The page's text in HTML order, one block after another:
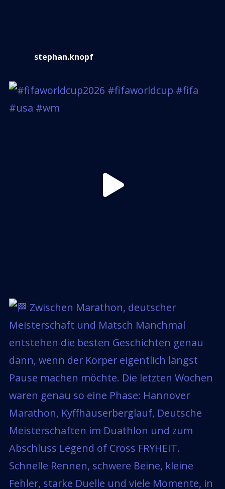
stephan.knopf